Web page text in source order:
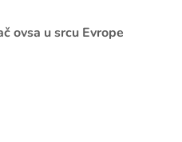
ovsa u srcu Evrope